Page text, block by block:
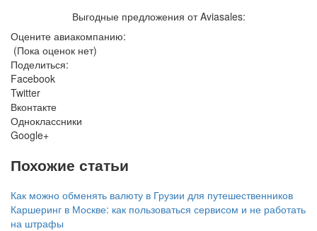
Выгодные предложения от Aviasales:
Оцените авиакомпанию:
(Пока оценок нет)
Поделиться:
Facebook
Twitter
Вконтакте
Одноклассники
Google+
Похожие статьи
Как можно обменять валюту в Грузии для путешественников
Каршеринг в Москве: как пользоваться сервисом и не работать
на штрафы